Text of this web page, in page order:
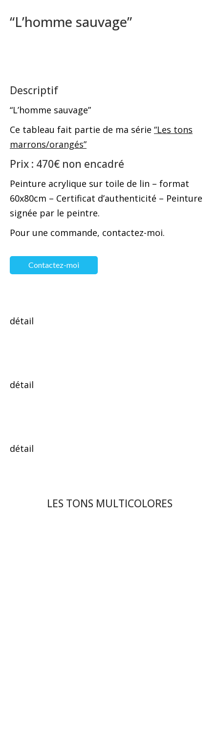
“L’homme sauvage”
Descriptif
“L’homme sauvage”
Ce tableau fait partie de ma série “Les tons
marrons/orangés”
Prix : 470€ non encadré
Peinture acrylique sur toile de lin – format
60x80cm – Certificat d’authenticité – Peinture
signée par le peintre.
Pour une commande, contactez-moi.
Contactez-moi
détail
détail
détail
LES TONS MULTICOLORES